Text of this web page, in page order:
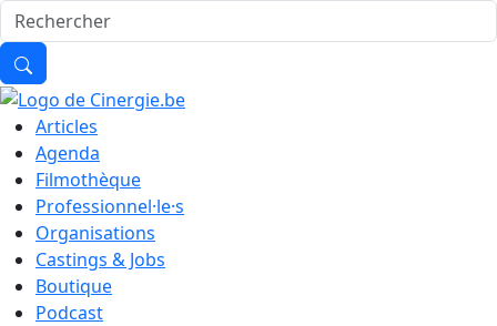
Articles
Agenda
Filmothèque
Professionnel·le·s
Organisations
Castings & Jobs
Boutique
Podcast